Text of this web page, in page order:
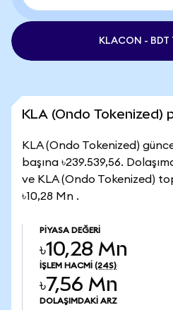
KLACON - BDT
KLA (Ondo Tokenized)
KLA (Ondo Tokenized)
başına ৳239.539,56.
ve KLA (Ondo Tokenized)
৳10,28 Mn .
PIYASA DEĞERI
৳10,28 Mn
İŞLEM HACMI (24S)
৳7,56 Mn
DOLAŞIMDAKI ARZ